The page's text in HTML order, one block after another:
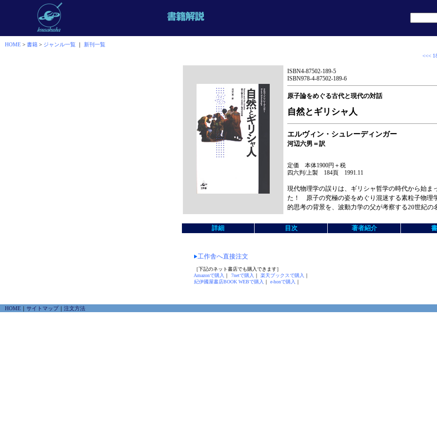
HOME > 書籍 > ジャンル一覧 ｜ 新刊一覧
<<<
ISBN4-87502-189-5
ISBN978-4-87502-189-6
原子論をめぐる古代と現代の対話
自然とギリシャ人
エルヴィン・シュレーディンガー
河辺六男＝訳
定価 本体1900円＋税
四六判/上製 184頁 1991.11
現代物理学の誤りは、ギリシャ哲学の時代から始ま
た！ 原子の究極の姿をめぐり混迷する素粒子物理
的思考の背景を、波動力学の父が考察する20世紀の
詳細 目次 著者紹介
工作舎へ直接注文
［下記のネット書店でも購入できます］
Amazonで購入 ｜ 7netで購入 ｜ 楽天ブックスで購入 ｜
紀伊國屋書店BOOK WEBで購入 ｜ e-honで購入 ｜
HOME ｜ サイトマップ｜ 注文方法